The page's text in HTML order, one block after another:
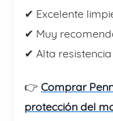
✔ Excelente
✔ Muy
✔ Alta
👉 Comprar
protección del